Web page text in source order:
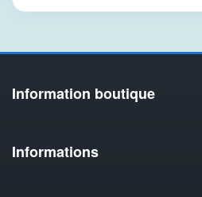
Information boutique
Informations